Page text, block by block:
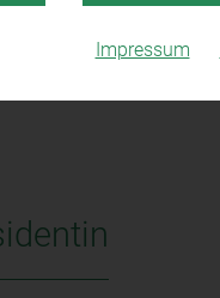
Impressum